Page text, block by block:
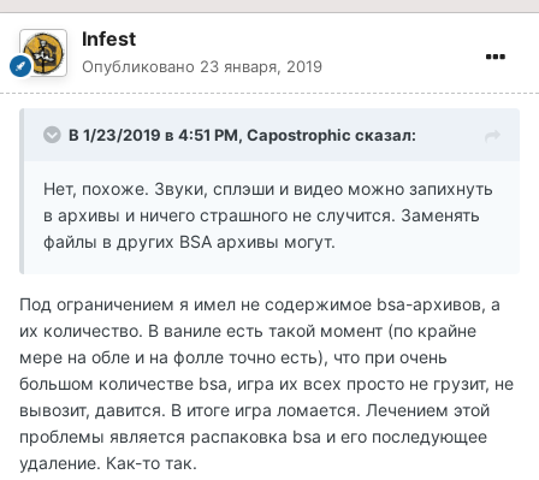
Infest
Опубликовано 23 января, 2019
В 1/23/2019 в 4:51 PM, Capostrophic сказал:
Нет, похоже. Звуки, сплэши и видео можно запихнуть
в архивы и ничего страшного не случится. Заменять
файлы в других BSA архивы могут.
Под ограничением я имел не содержимое bsa-архивов, а
их количество. В ваниле есть такой момент (по крайне
мере на обле и на фолле точно есть), что при очень
большом количестве bsa, игра их всех просто не грузит, не
вывозит, давится. В итоге игра ломается. Лечением этой
проблемы является распаковка bsa и его последующее
удаление. Как-то так.